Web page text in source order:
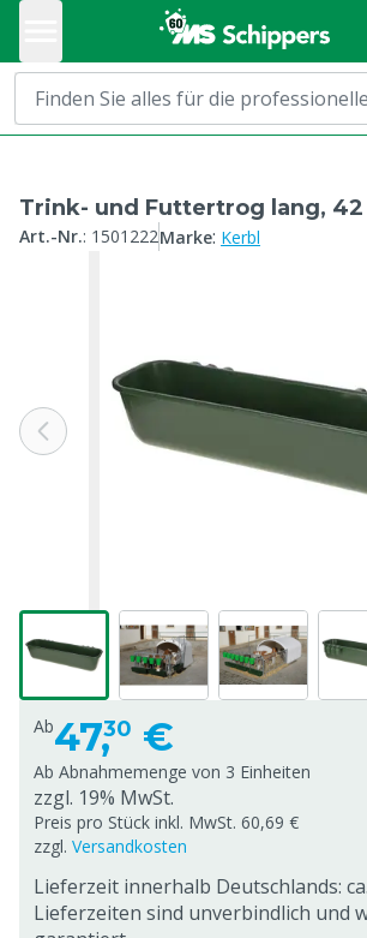
Trink- und Futtertrog lang, 42
Art.-Nr.: 1501222Marke: Kerbl
Ab47,30 €
Ab Abnahmemenge von 3 Einheiten
zzgl. 19% MwSt.
Preis pro Stück inkl. MwSt. 60,69 €
zzgl. Versandkosten
Lieferzeit innerhalb Deutschlands:
Lieferzeiten sind unverbindlich und